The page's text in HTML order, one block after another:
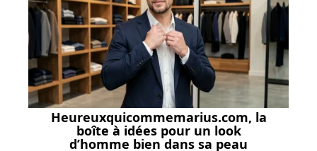
Heureuxquicommemarius.com, la
boîte à idées pour un look
d’homme bien dans sa peau